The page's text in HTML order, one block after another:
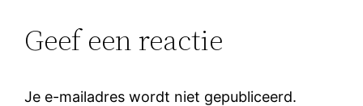
Geef een reactie
Je e-mailadres wordt niet gepubliceerd.